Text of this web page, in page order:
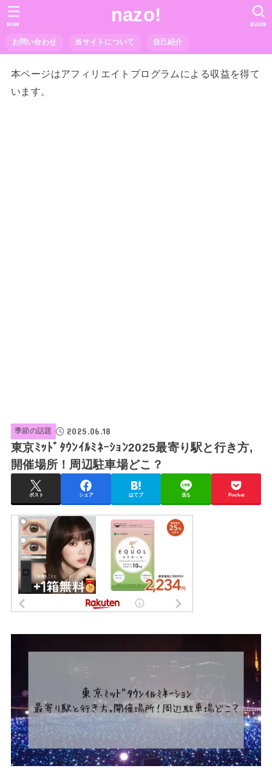
nazo!
お問い合わせ 当サイトについて 自己紹介
SEARCH
MENU
本ページはアフィリエイトプログラムによる収益を得て
います。
季節の話題 2025.06.18
東京ﾐｯﾄﾞﾀｳﾝｲﾙﾐﾈｰｼｮﾝ2025最寄り駅と行き方,
開催場所！周辺駐車場どこ？
ポスト シェア はてブ 送る Pocket